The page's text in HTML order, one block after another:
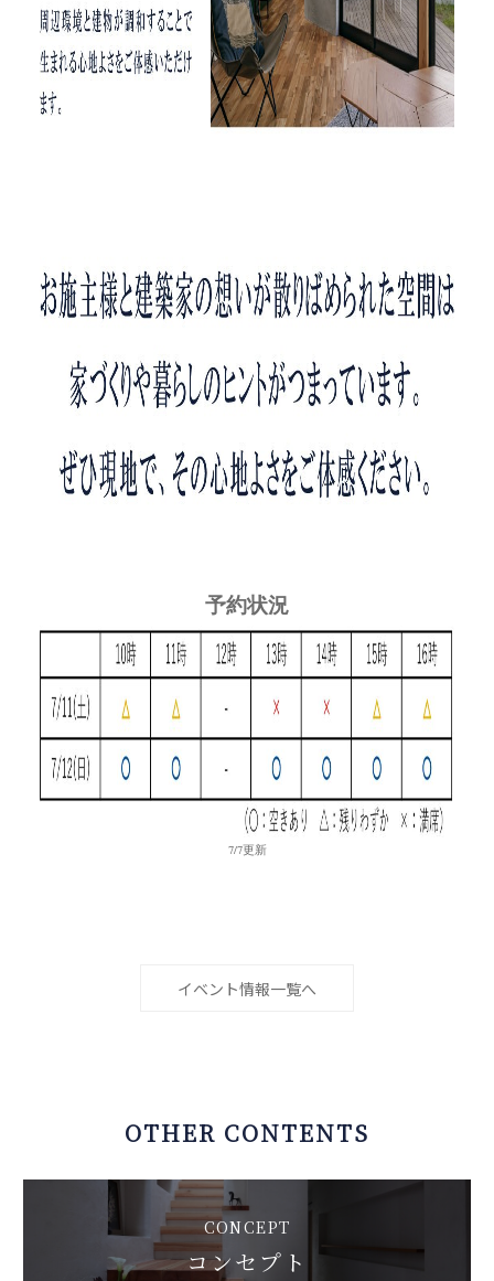
予約状況
7/7更新
イベント情報一覧へ
OTHER CONTENTS
CONCEPT
コンセプト